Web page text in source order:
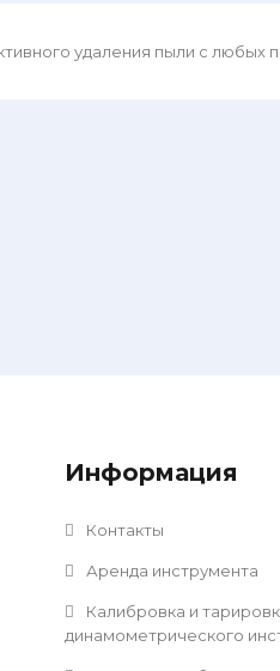
удаления пыли с любых
Информация
Контакты
Аренда инструмента
Калибровка и
динамометрического